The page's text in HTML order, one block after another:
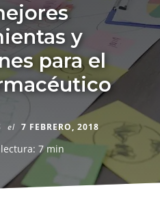
y
para el
el 7 FEBRERO, 2018
7 min